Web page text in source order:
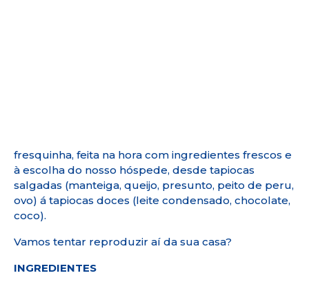
fresquinha, feita na hora com ingredientes frescos e
à escolha do nosso hóspede, desde tapiocas
salgadas (manteiga, queijo, presunto, peito de peru,
ovo) á tapiocas doces (leite condensado, chocolate,
coco).
Vamos tentar reproduzir aí da sua casa?
INGREDIENTES